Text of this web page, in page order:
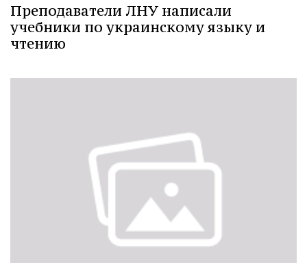
Преподаватели ЛНУ написали
учебники по украинскому языку и
чтению